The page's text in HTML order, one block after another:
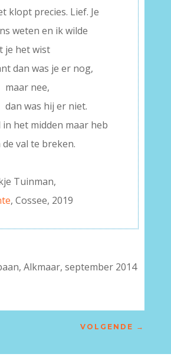
klopt precies. Lief. Je
weten en ik wilde
je het wist
dan was je er nog,
maar nee,
dan was hij er niet.
in het midden maar heb
val te breken.
Tuinman,
, Cossee, 2019
Alkmaar, september 2014
VOLGENDE →